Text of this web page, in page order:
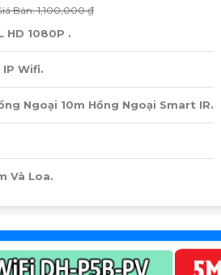
Bán: 1,100,000 ₫
HD 1080P .
IP Wifi.
Ngoại 10m Hồng Ngoại Smart IR.
Và Loa.